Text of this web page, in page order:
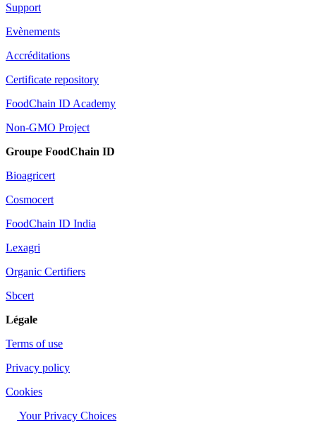
Support
Evènements
Accréditations
Certificate repository
FoodChain ID Academy
Non-GMO Project
Groupe FoodChain ID
Bioagricert
Cosmocert
FoodChain ID India
Lexagri
Organic Certifiers
Sbcert
Légale
Terms of use
Privacy policy
Cookies
Your Privacy Choices